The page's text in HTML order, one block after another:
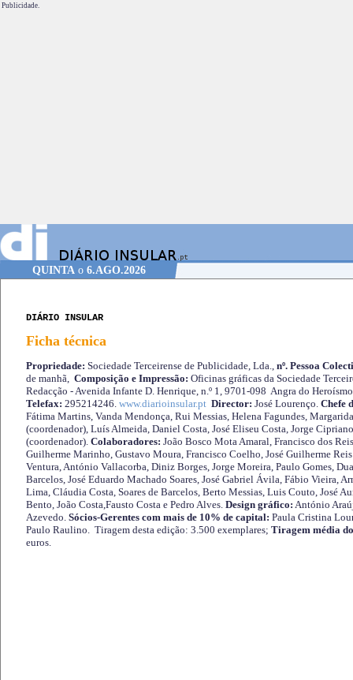
Publicidade.
QUINTAo 6.AGO.2026
DIÁRIO INSULAR
Ficha técnica
Propriedade: Sociedade Terceirense de Publicidade, Lda., nº. Pessoa
de manhã, Composição e Impressão: Oficinas gráficas da Sociedade
Redacção - Avenida Infante D. Henrique, n.º 1, 9701-098 Angra do
Telefax: 295214246. www.diarioinsular.pt Director: José Lourenço. Chefe
Fátima Martins, Vanda Mendonça, Rui Messias, Helena Fagundes,
(coordenador), Luís Almeida, Daniel Costa, José Eliseu Costa, Jorge
(coordenador). Colaboradores: João Bosco Mota Amaral, Francisco dos
Guilherme Marinho, Gustavo Moura, Francisco Coelho, José Guilherme
Ventura, António Vallacorba, Diniz Borges, Jorge Moreira, Paulo Gomes,
Barcelos, José Eduardo Machado Soares, José Gabriel Ávila, Fábio Vieira,
Lima, Cláudia Costa, Soares de Barcelos, Berto Messias, Luis Couto, José
Bento, João Costa,Fausto Costa e Pedro Alves. Design gráfico: António
Azevedo. Sócios-Gerentes com mais de 10% de capital: Paula Cristina
Paulo Raulino. Tiragem desta edição: 3.500 exemplares; Tiragem média
euros.